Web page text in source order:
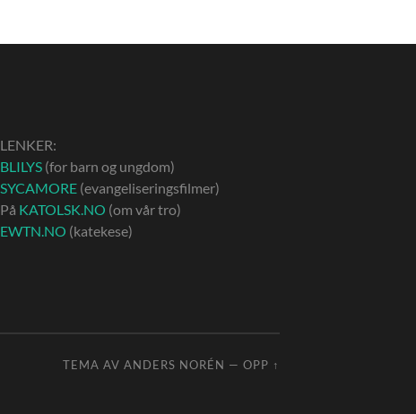
LENKER:
BLILYS (for barn og ungdom)
SYCAMORE (evangeliseringsfilmer)
På KATOLSK.NO (om vår tro)
EWTN.NO (katekese)
TEMA AV ANDERS NORÉN — OPP ↑